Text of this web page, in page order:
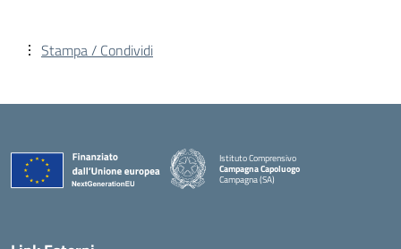
Stampa / Condividi
Istituto Comprensivo
Campagna Capoluogo
Campagna (SA)